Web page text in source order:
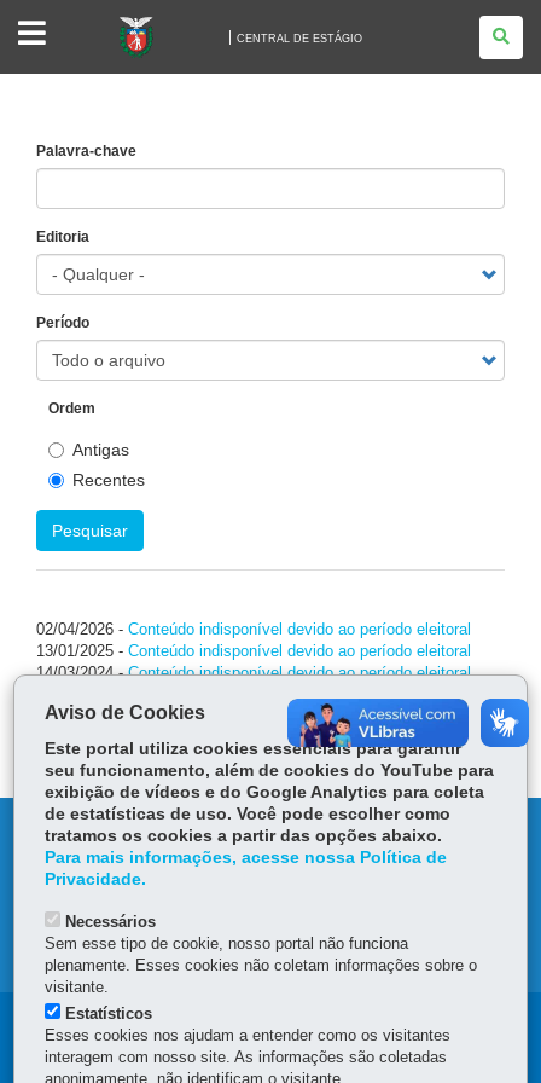
CENTRAL
ESTÁGIO
CENTRAL DE ESTÁGIO
Palavra-chave
Editoria
Período
Ordem
Antigas
Recentes
Pesquisar
02/04/2026 - Conteúdo indisponível devido ao período eleitoral
13/01/2025 - Conteúdo indisponível devido ao período eleitoral
14/03/2024-Conteúdo indisponível devido ao período eleitoral
Conteúdo indisponível devido ao período eleitoral
31/01/2022- Conteúdo indisponível devido ao período eleitoral
02/09/2020
Conteúdo indisponível devido ao período eleitoral
MAPA DO SITE
DENUNCIE CORRUPÇÃO
OUVIDORIA
Navegação
Aviso de Cookies
Este portal utiliza cookies essenciais para garantir
seu funcionamento, além de cookies do YouTube para
exibição de vídeos e do Google Analytics para coleta
de estatísticas de uso. Você pode escolher como
tratamos os cookies a partir das opções abaixo.
Para mais informações, acesse nossa Política de
Privacidade.
Necessários
Sem esse tipo de cookie, nosso portal não funciona
plenamente. Esses cookies não coletam informações sobre o
visitante.
Estatísticos
Esses cookies nos ajudam a entender como os visitantes
interagem com nosso site. As informações são coletadas
anonimamente, não identificam o visitante.